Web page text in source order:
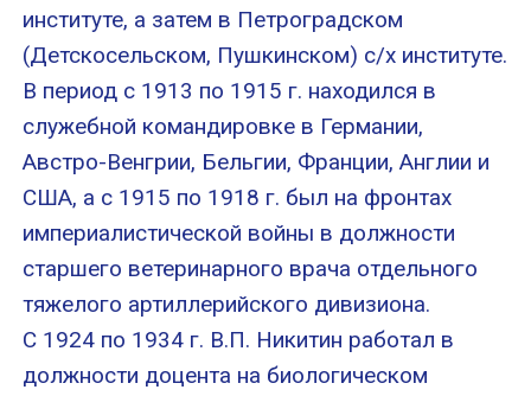
институте, а затем в Петроградском
(Детскосельском, Пушкинском) с/х институте.
В период с 1913 по 1915 г. находился в
служебной командировке в Германии,
Австро-Венгрии, Бельгии, Франции, Англии и
США, а с 1915 по 1918 г. был на фронтах
империалистической войны в должности
старшего ветеринарного врача отдельного
тяжелого артиллерийского дивизиона.
С 1924 по 1934 г. В.П. Никитин работал в
должности доцента на биологическом